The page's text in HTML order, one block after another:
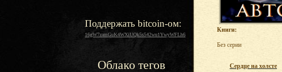
Поддержать bitcoin-ом:
16gW7zamGuK4WXiUQk5s542wu1YwyWFLh6
Облако тегов
Книги:
Без серии
Сердце на холсте